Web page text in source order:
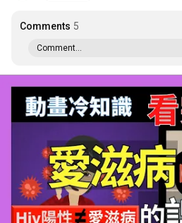
Comments 5
Comment...